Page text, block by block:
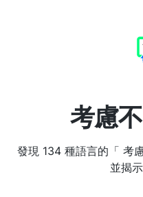
考慮
發現 134 種語言的「 考
並揭